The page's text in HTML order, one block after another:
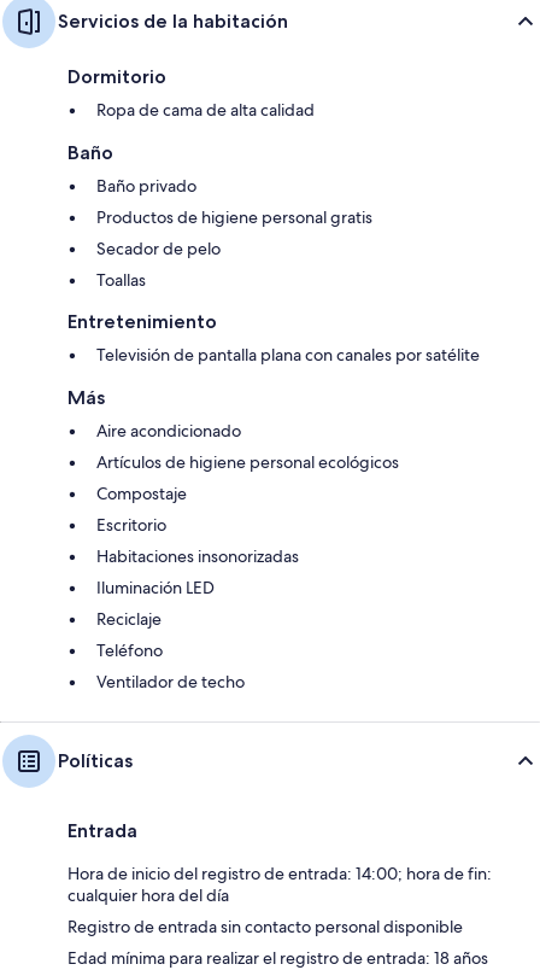
Servicios de la habitación
Dormitorio
Ropa de cama de alta calidad
Baño
Baño privado
Productos de higiene personal gratis
Secador de pelo
Toallas
Entretenimiento
Televisión de pantalla plana con canales por satélite
Más
Aire acondicionado
Artículos de higiene personal ecológicos
Compostaje
Escritorio
Habitaciones insonorizadas
Iluminación LED
Reciclaje
Teléfono
Ventilador de techo
Políticas
Entrada
Hora de inicio del registro de entrada: 14:00; hora de fin:
cualquier hora del día
Registro de entrada sin contacto personal disponible
Edad mínima para realizar el registro de entrada: 18 años